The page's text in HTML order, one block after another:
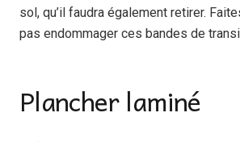
sol, qu’il faudra également retirer.
pas endommager ces bandes de
Plancher laminé